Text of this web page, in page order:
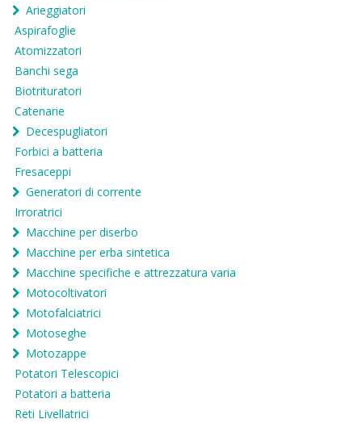
Arieggiatori
Aspirafoglie
Atomizzatori
Banchi sega
Biotrituratori
Catenarie
Decespugliatori
Forbici a batteria
Fresaceppi
Generatori di corrente
Irroratrici
Macchine per diserbo
Macchine per erba sintetica
Macchine specifiche e attrezzatura varia
Motocoltivatori
Motofalciatrici
Motoseghe
Motozappe
Potatori Telescopici
Potatori a batteria
Reti Livellatrici